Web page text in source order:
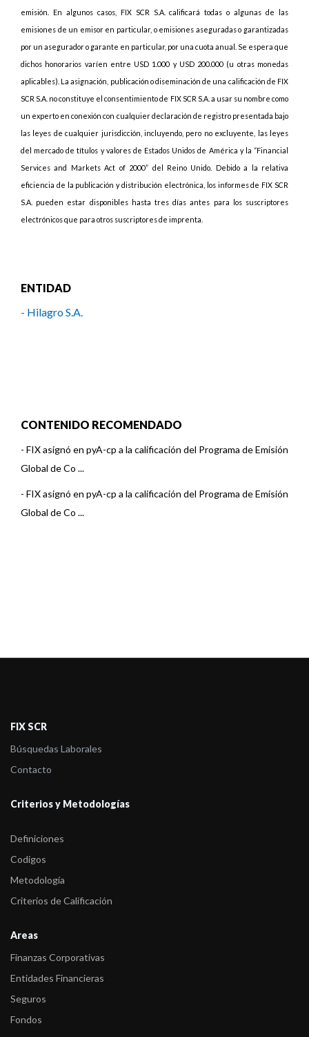
emisión. En algunos casos, FIX SCR S.A. calificará todas o algunas de las
emisiones de un emisor en particular, o emisiones aseguradas o garantizadas
por un asegurador o garante en particular, por una cuota anual. Se espera que
dichos honorarios varíen entre USD 1.000 y USD 200.000 (u otras monedas
aplicables). La asignación, publicación o diseminación de una calificación de FIX
SCR S.A. no constituye el consentimiento de FIX SCR S.A. a usar su nombre como
un experto en conexión con cualquier declaración de registro presentada bajo
las leyes de cualquier jurisdicción, incluyendo, pero no excluyente, las leyes
del mercado de títulos y valores de Estados Unidos de América y la “Financial
Services and Markets Act of 2000” del Reino Unido. Debido a la relativa
eficiencia de la publicación y distribución electrónica, los informes de FIX SCR
S.A. pueden estar disponibles hasta tres días antes para los suscriptores
electrónicos que para otros suscriptores de imprenta.
ENTIDAD
- Hilagro S.A.
CONTENIDO RECOMENDADO
- FIX asignó en pyA-cp a la calificación del Programa de Emisión
Global de Co ...
- FIX asignó en pyA-cp a la calificación del Programa de Emisión
Global de Co ...
FIX SCR
Búsquedas Laborales
Contacto
Criterios y Metodologías
Definiciones
Codigos
Metodología
Criterios de Calificación
Areas
Finanzas Corporativas
Entidades Financieras
Seguros
Fondos